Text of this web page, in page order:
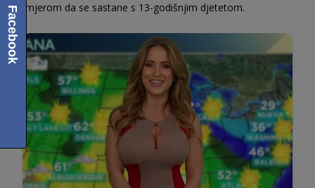
namjerom da se sastane s 13-godišnjim djetetom.
Facebook